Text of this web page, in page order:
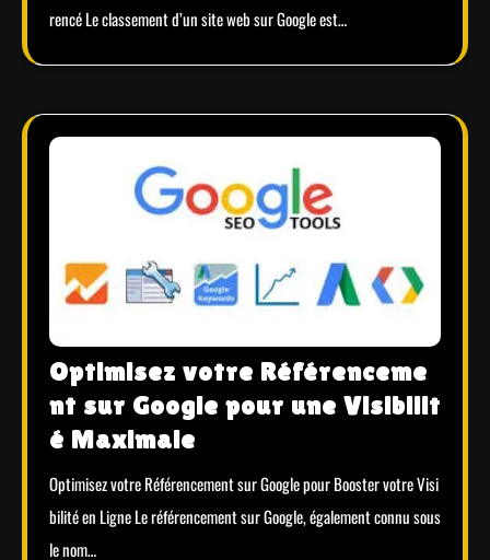
rencé Le classement d’un site web sur Google est…
Optimisez votre Référenceme
nt sur Google pour une Visibilit
é Maximale
Optimisez votre Référencement sur Google pour Booster votre Visi
bilité en Ligne Le référencement sur Google, également connu sous
le nom…